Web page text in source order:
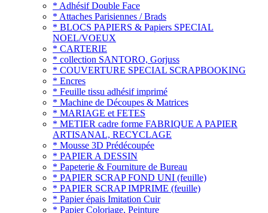
* Adhésif Double Face
* Attaches Parisiennes / Brads
* BLOCS PAPIERS & Papiers SPECIAL
NOEL/VOEUX
* CARTERIE
* collection SANTORO, Gorjuss
* COUVERTURE SPECIAL SCRAPBOOKING
* Encres
* Feuille tissu adhésif imprimé
* Machine de Découpes & Matrices
* MARIAGE et FETES
* METIER cadre forme FABRIQUE A PAPIER
ARTISANAL, RECYCLAGE
* Mousse 3D Prédécoupée
* PAPIER A DESSIN
* Papeterie & Fourniture de Bureau
* PAPIER SCRAP FOND UNI (feuille)
* PAPIER SCRAP IMPRIME (feuille)
* Papier épais Imitation Cuir
* Papier Coloriage, Peinture